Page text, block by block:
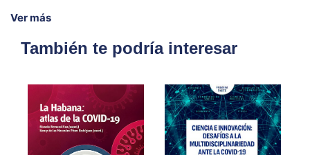
Ver más
También te podría interesar